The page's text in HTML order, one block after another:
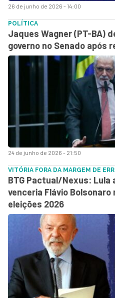
26 de junho de 2026 - 14:00
24 de junho de 2026 - 21:50
POLÍTICA
Jaques Wagner (PT-BA)
governo no Senado após
VITÓRIA FORA DA MARGEM DE
BTG Pactual/Nexus: Lula
venceria Flávio
eleições 2026